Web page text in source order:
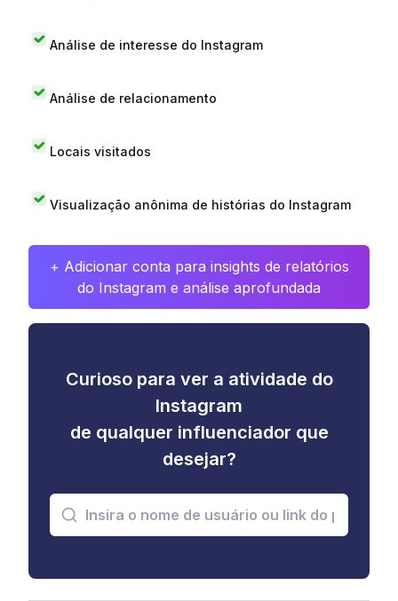
Análise de interesse do Instagram
Análise de relacionamento
Locais visitados
Visualização anônima de histórias do Instagram
+ Adicionar conta para insights de relatórios
do Instagram e análise aprofundada
Curioso para ver a atividade do
Instagram
de qualquer influenciador que
desejar?